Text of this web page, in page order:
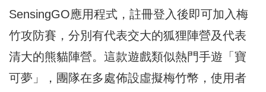
SensingGO應用程式，註冊登入後即可加入梅
竹攻防賽，分別有代表交大的狐狸陣營及代表
清大的熊貓陣營。這款遊戲類似熱門手遊「寶
可夢」，團隊在多處佈設虛擬梅竹幣，使用者